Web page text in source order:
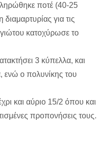
ποτέ (40-25
για τις
κατοχύρωσε το
3 κύπελλα, και
ενώ ο πολυνίκης του
και αύριο 15/2 όπου και
προπονήσεις τους.